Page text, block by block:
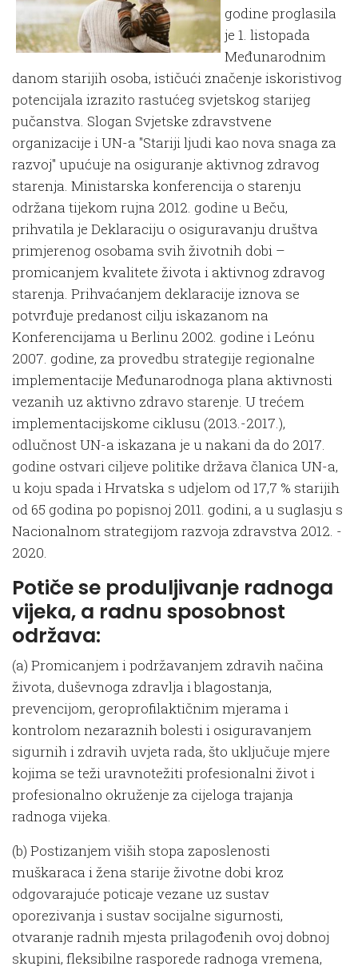
godine proglasila
je 1. listopada
Međunarodnim
danom starijih osoba, ističući značenje iskoristivog
potencijala izrazito rastućeg svjetskog starijeg
pučanstva. Slogan Svjetske zdravstvene
organizacije i UN-a "Stariji ljudi kao nova snaga za
razvoj" upućuje na osiguranje aktivnog zdravog
starenja. Ministarska konferencija o starenju
održana tijekom rujna 2012. godine u Beču,
prihvatila je Deklaraciju o osiguravanju društva
primjerenog osobama svih životnih dobi –
promicanjem kvalitete života i aktivnog zdravog
starenja. Prihvaćanjem deklaracije iznova se
potvrđuje predanost cilju iskazanom na
Konferencijama u Berlinu 2002. godine i Leónu
2007. godine, za provedbu strategije regionalne
implementacije Međunarodnoga plana aktivnosti
vezanih uz aktivno zdravo starenje. U trećem
implementacijskome ciklusu (2013.-2017.),
odlučnost UN-a iskazana je u nakani da do 2017.
godine ostvari ciljeve politike država članica UN-a,
u koju spada i Hrvatska s udjelom od 17,7 % starijih
od 65 godina po popisnoj 2011. godini, a u suglasju s
Nacionalnom strategijom razvoja zdravstva 2012. -
2020.
Potiče se produljivanje radnoga
vijeka, a radnu sposobnost
održava:
(a) Promicanjem i podržavanjem zdravih načina
života, duševnoga zdravlja i blagostanja,
prevencijom, geroprofilaktičnim mjerama i
kontrolom nezaraznih bolesti i osiguravanjem
sigurnih i zdravih uvjeta rada, što uključuje mjere
kojima se teži uravnotežiti profesionalni život i
profesionalno okruženje za cijeloga trajanja
radnoga vijeka.
(b) Postizanjem viših stopa zaposlenosti
muškaraca i žena starije životne dobi kroz
odgovarajuće poticaje vezane uz sustav
oporezivanja i sustav socijalne sigurnosti,
otvaranje radnih mjesta prilagođenih ovoj dobnoj
skupini, fleksibilne rasporede radnoga vremena,